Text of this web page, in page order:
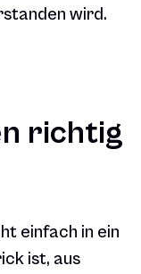
wird.
richtig
einfach in ein
ist, aus